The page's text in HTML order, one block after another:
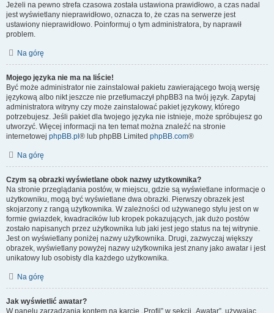
Jeżeli na pewno strefa czasowa została ustawiona prawidłowo, a czas nadal
jest wyświetlany nieprawidłowo, oznacza to, że czas na serwerze jest
ustawiony nieprawidłowo. Poinformuj o tym administratora, by naprawił
problem.
Na górę
Mojego języka nie ma na liście!
Być może administrator nie zainstalował pakietu zawierającego twoją wersję
językową albo nikt jeszcze nie przetłumaczył phpBB3 na twój język. Zapytaj
administratora witryny czy może zainstalować pakiet językowy, którego
potrzebujesz. Jeśli pakiet dla twojego języka nie istnieje, może spróbujesz go
utworzyć. Więcej informacji na ten temat można znaleźć na stronie
internetowej phpBB.pl ® lub phpBB Limited phpBB.com®
Na górę
Czym są obrazki wyświetlane obok nazwy użytkownika?
Na stronie przeglądania postów, w miejscu, gdzie są wyświetlane informacje o
użytkowniku, mogą być wyświetlane dwa obrazki. Pierwszy obrazek jest
skojarzony z rangą użytkownika. W zależności od używanego stylu jest on w
formie gwiazdek, kwadracików lub kropek pokazujących, jak dużo postów
zostało napisanych przez użytkownika lub jaki jest jego status na tej witrynie.
Jest on wyświetlany poniżej nazwy użytkownika. Drugi, zazwyczaj większy
obrazek, wyświetlany powyżej nazwy użytkownika jest znany jako awatar i jest
unikatowy lub osobisty dla każdego użytkownika.
Na górę
Jak wyświetlić awatar?
W panelu zarządzania kontem na karcie „Profil” w sekcji „Awatar”, używając